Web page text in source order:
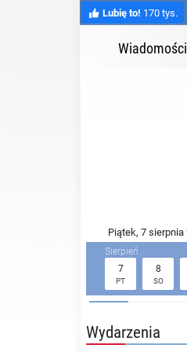
Lubię to! 170 tys.
Wiadomości
7
PT
8
SO
Wydarzenia